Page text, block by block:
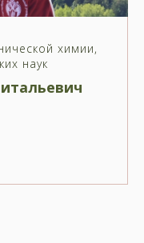
химии,
наук